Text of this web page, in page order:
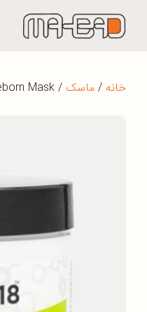
خانه / ماسک / Addmino-18 2 Hair Reborn Mask